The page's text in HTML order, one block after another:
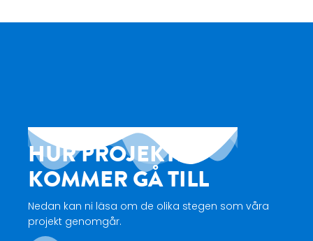
HUR PROJEKTET
KOMMER GÅ TILL​
Nedan kan ni läsa om de olika stegen som våra
projekt genomgår.